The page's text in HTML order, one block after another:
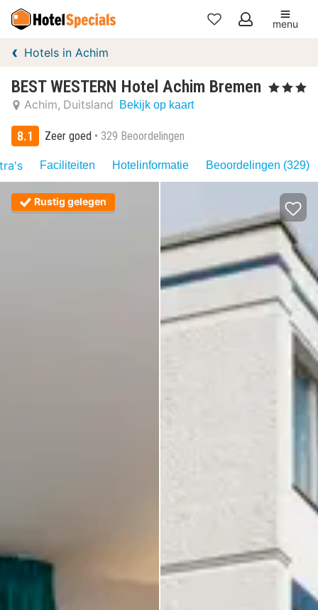
Mijn
menu
Hotels in Achim
BEST WESTERN Hotel Achim Bremen , 3 Sterren
Achim Duitsland Bekijk op kaart
8.1 Zeer goed 329 Beoordelingen
Faciliteiten Hotelinformatie Beoordelingen (329)
Rustig gelegen